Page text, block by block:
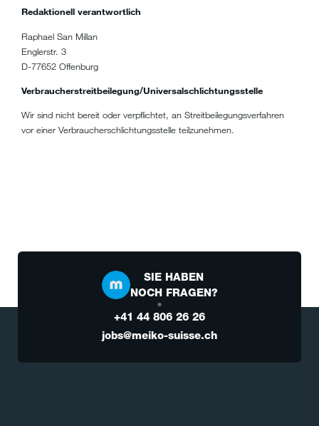
Redaktionell verantwortlich
Raphael San Millan
Englerstr. 3
D-77652 Offenburg
Verbraucherstreitbeilegung/Universalschlichtungsstelle
Wir sind nicht bereit oder verpflichtet, an Streitbeilegungsverfahren
vor einer Verbraucherschlichtungsstelle teilzunehmen.
SIE HABEN
NOCH FRAGEN?
+41 44 806 26 26
jobs@meiko-suisse.ch